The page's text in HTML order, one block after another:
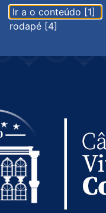
Ir a o conteúdo [1]
rodapé [4]